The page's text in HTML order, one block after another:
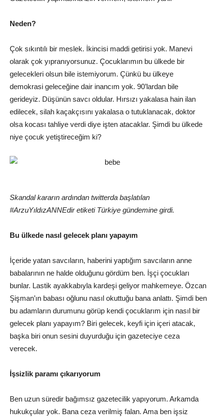
Neden?
Çok sıkıntılı bir meslek. İkincisi maddi getirisi yok. Manevi
olarak çok yıpranıyorsunuz. Çocuklarımın bu ülkede bir
gelecekleri olsun bile istemiyorum. Çünkü bu ülkeye
demokrasi geleceğine dair inancım yok. 90’lardan bile
gerideyiz. Düşünün savcı oldular. Hırsızı yakalasa hain ilan
edilecek, silah kaçakçısını yakalasa o tutuklanacak, doktor
olsa kocası tahliye verdi diye işten atacaklar. Şimdi bu ülkede
niye çocuk yetiştireceğim ki?
Skandal kararın ardından twitterda başlatılan
#ArzuYıldızANNEdir etiketi Türkiye gündemine girdi.
Bu ülkede nasıl gelecek planı yapayım
İçeride yatan savcıların, haberini yaptığım savcıların anne
babalarının ne halde olduğunu gördüm ben. İşçi çocukları
bunlar. Lastik ayakkabıyla kardeşi geliyor mahkemeye. Özcan
Şişman’ın babası oğlunu nasıl okuttuğu bana anlattı. Şimdi ben
bu adamların durumunu görüp kendi çocuklarım için nasıl bir
gelecek planı yapayım? Biri gelecek, keyfi için içeri atacak,
başka biri onun sesini duyurduğu için gazeteciye ceza
verecek.
İşsizlik paramı çıkarıyorum
Ben uzun süredir bağımsız gazetecilik yapıyorum. Arkamda
hukukçular yok. Bana ceza verilmiş falan. Ama ben işsiz